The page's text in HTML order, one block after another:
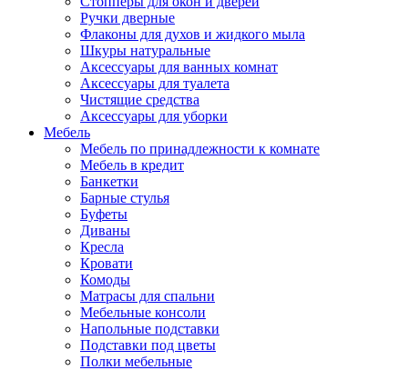
Ручки дверные
Флаконы для духов и жидкого мыла
Шкуры натуральные
Аксессуары для ванных комнат
Аксессуары для туалета
Чистящие средства
Аксессуары для уборки
Мебель
Мебель по принадлежности к комнате
Мебель в кредит
Банкетки
Барные стулья
Буфеты
Диваны
Кресла
Кровати
Комоды
Матрасы для спальни
Мебельные консоли
Напольные подставки
Подставки под цветы
Полки мебельные